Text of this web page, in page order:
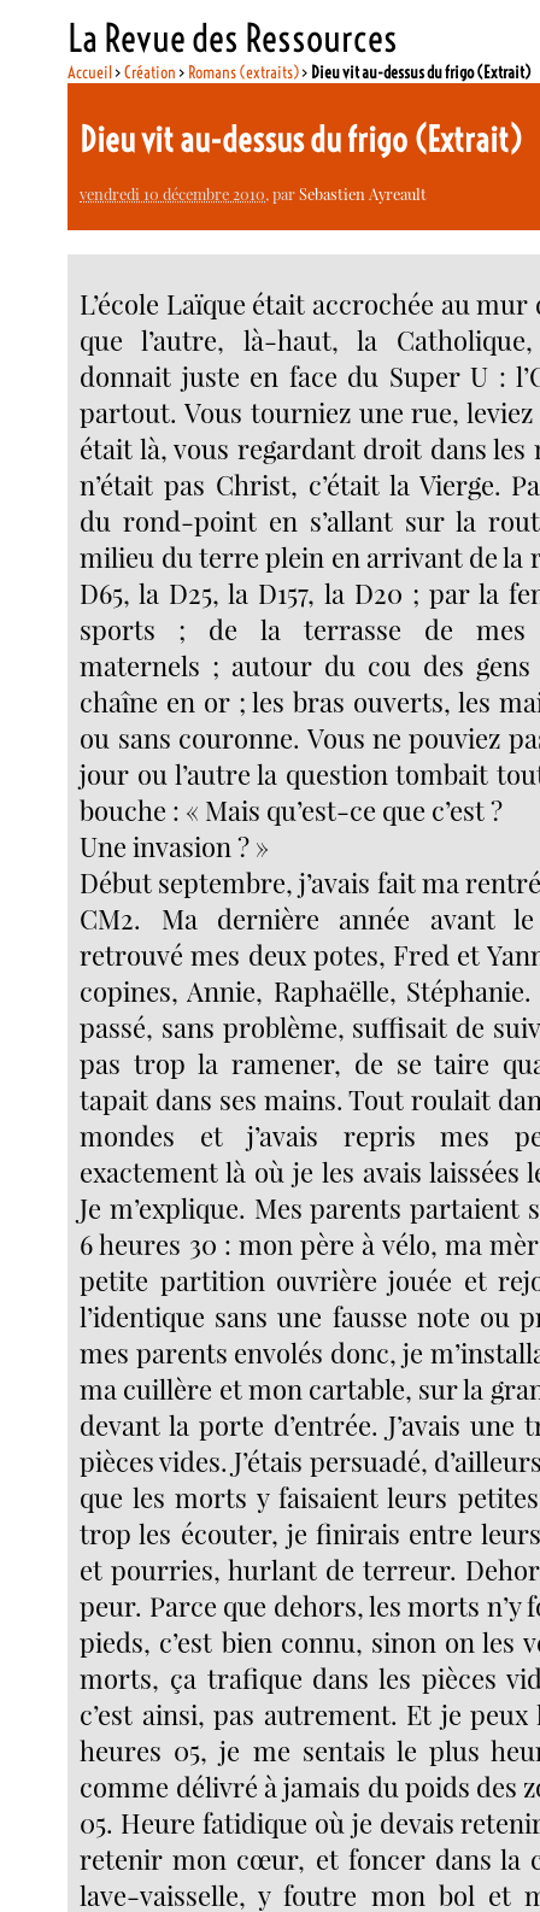
La Revue des Ressources
Accueil>Création > Romans (extraits)> Dieu vit au-dessus du frigo (Extrait)
Dieu vit au-dessus du frigo (Extrait)
vendredi 10 décembre 2010, parSebastien Ayreault
L’école Laïque était accrochée au mur
que l’autre, là-haut, la
donnait juste en face du Super U :
partout. Vous tourniez une rue,
était là, vous regardant droit dans les
n’était pas Christ, c’était la Vierge.
du rond-point en s’allant sur la
milieu du terre plein en arrivant de la
D65, la D25, la D157, la D20 ; par la
sports ; de la terrasse de mes
maternels ; autour du cou des gens
chaîne en or ; les bras ouverts, les
ou sans couronne. Vous ne pouviez
jour ou l’autre la question tombait
bouche : « Mais qu’est-ce que c’est ?
Une invasion ? »
Début septembre, j’avais fait ma
CM2. Ma dernière année avant le
retrouvé mes deux potes, Fred et
copines, Annie, Raphaëlle,
passé, sans problème, suffisait de
pas trop la ramener, de se taire
tapait dans ses mains. Tout roulait
mondes et j’avais repris mes
exactement là où je les avais laissées
Je m’explique. Mes parents partaient
6 heures 30 : mon père à vélo, ma
petite partition ouvrière jouée et
l’identique sans une fausse note ou
mes parents envolés donc, je
ma cuillère et mon cartable, sur la
devant la porte d’entrée. J’avais une
pièces vides. J’étais persuadé,
que les morts y faisaient leurs
trop les écouter, je finirais entre
et pourries, hurlant de terreur.
peur. Parce que dehors, les morts n’y
pieds, c’est bien connu, sinon on les
morts, ça trafique dans les pièces
c’est ainsi, pas autrement. Et je peux
heures 05, je me sentais le plus
comme délivré à jamais du poids des
05. Heure fatidique où je devais
retenir mon cœur, et foncer dans la
lave-vaisselle, y foutre mon bol et